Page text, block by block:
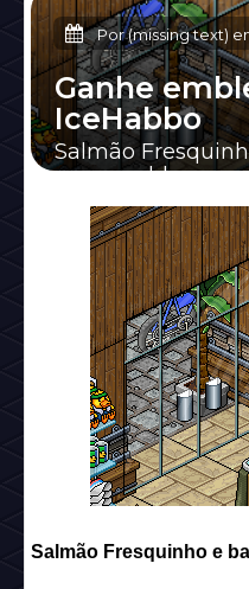
Por (missing text)
Ganhe
IceHabbo
Salmão
novo emblema
mesmo ...
Salmão Fresquinho e